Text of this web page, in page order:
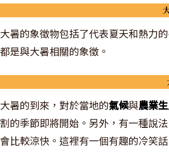
大暑的象徵物包括了代表夏天和熱力
都是與大暑相關的象徵。
大暑的到來，對於當地的氣候與農業
割的季節即將開始。另外，有一種說
會比較涼快。這裡有一個有趣的冷笑話